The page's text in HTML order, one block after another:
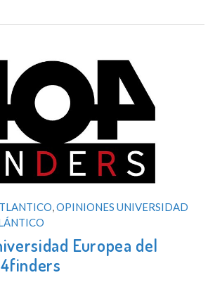
,OPINIONES UNIVERSIDAD
Europea del